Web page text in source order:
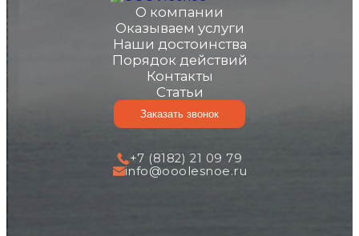
О компании
Оказываем услуги
Наши достоинства
Порядок действий
Контакты
Статьи
Заказать звонок
+7 (8182) 21 09 79
info@ooolesnoe.ru